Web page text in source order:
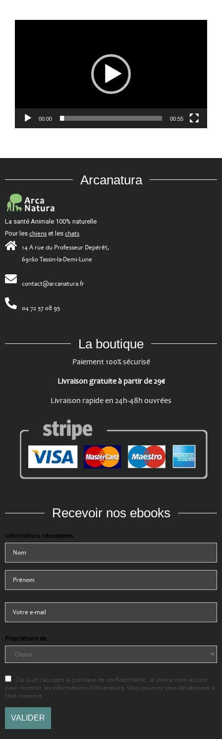
00:00 00:55
Arcanatura
La santé Animale 100% naturelle
Pour les chiens et les chats
14 A rue du Professeur Depérêt,
69160 Tassin-la-Demi-Lune
contact@arcanatura.fr
04 72 57 08 95
La boutique
Paiement 100% sécurisé
Livraison gratuite à partir de 29€
Livraison rapide en 24h-48h ouvrées
Recevoir nos ebooks
Informations nécessaires
Propriétaire de
J'ai lu et j'accepte la politique de confidentialité. Je donne mon accord
pour recevoir les informations d'Arcanatura. Vous pourrez vous désabonner à
tout moment.